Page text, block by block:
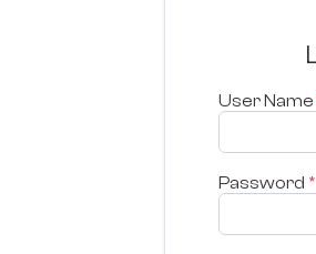
User Name
Password *